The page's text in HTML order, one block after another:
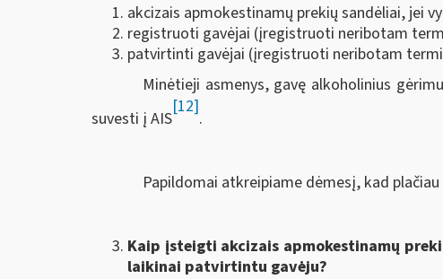
akcizais apmokestinamų prekių sandėliai, jei
registruoti gavėjai (įregistruoti neribotam
patvirtinti gavėjai (įregistruoti neribotam
Minėtieji asmenys, gavę alkoholinius
suvesti į AIS
[12]
.
Papildomai atkreipiame dėmesį, kad
Kaip įsteigti akcizais apmokestinamų
laikinai patvirtintu gavėju?